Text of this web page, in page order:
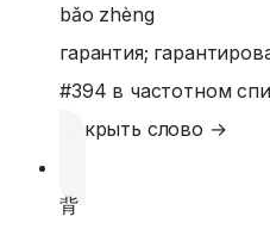
bǎo zhèng
гарантия;
#394 в частотном
Открыть слово →
背